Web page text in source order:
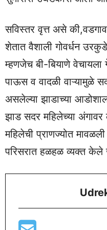
सविस्तर वृत्त असे
शेतात वैशाली गोवर्धन
म्हणजेच बी-बियाणे वेचायला
पाऊस व वादळी वाऱ्यामुळे
असलेल्या झाडाच्या
झाड सदर महिलेच्या
महिलेची प्राणज्योत
परिसरात हळहळ व्यक्त